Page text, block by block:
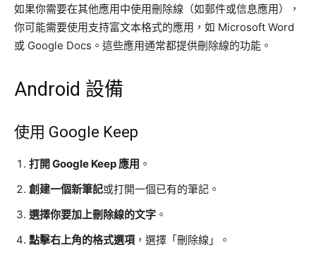
如果你需要在其他應用中使用刪除線（如郵件或信息應用），
你可能需要使用支持富文本格式的應用，如 Microsoft Word
或 Google Docs。這些應用通常都提供刪除線的功能。
Android 設備
使用 Google Keep
打開 Google Keep 應用 。
創建一個新筆記或打開一個已有的筆記。
選擇你要加上刪除線的文字 。
點擊右上角的格式選項 ，選擇「刪除線」。